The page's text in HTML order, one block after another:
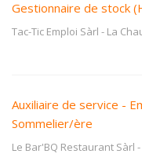
Gestionnaire de stock
Tac-Tic Emploi Sàrl - La
Auxiliaire de service -
Sommelier/ère
Le Bar'BQ Restaurant Sàrl -